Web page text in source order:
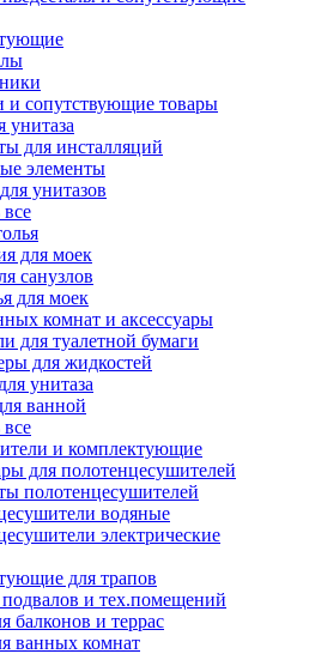
и сопутствующие товары
унитаза
для инсталляций
элементы
унитазов
все
для моек
санузлов
для моек
комнат и аксессуары
для туалетной бумаги
для жидкостей
унитаза
ванной
все
и комплектующие
для полотенцесушителей
полотенцесушителей
водяные
электрические
для трапов
и тех.помещений
балконов и террас
ванных комнат